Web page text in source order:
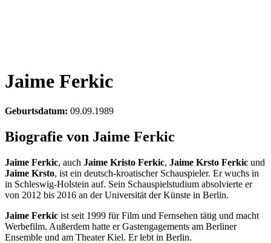
Jaime Ferkic
Geburtsdatum: 09.09.1989
Biografie von Jaime Ferkic
Jaime Ferkic, auch Jaime Kristo Ferkic, Jaime Krsto Ferkic und
Jaime Krsto, ist ein deutsch-kroatischer Schauspieler. Er wuchs in
in Schleswig-Holstein auf. Sein Schauspielstudium absolvierte er
von 2012 bis 2016 an der Universität der Künste in Berlin.
Jaime Ferkic ist seit 1999 für Film und Fernsehen tätig und macht
Werbefilm. Außerdem hatte er Gastengagements am Berliner
Ensemble und am Theater Kiel. Er lebt in Berlin.